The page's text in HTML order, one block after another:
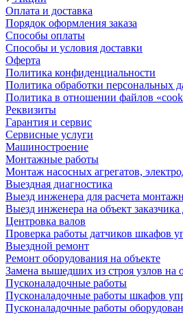
Оплата и доставка
Порядок оформления заказа
Способы оплаты
Способы и условия доставки
Оферта
Политика конфиденциальности
Политика обработки персональных
Политика в отношении файлов
Реквизиты
Гарантия и сервис
Сервисные услуги
Машиностроение
Монтажные работы
Монтаж насосных агрегатов,
Выездная диагностика
Выезд инженера для расчета
Выезд инженера на объект
Центровка валов
Проверка работы датчиков шкафов
Выездной ремонт
Ремонт оборудования на объекте
Замена вышедших из строя узлов на
Пусконаладочные работы
Пусконаладочные работы шкафов
Пусконаладочные работы